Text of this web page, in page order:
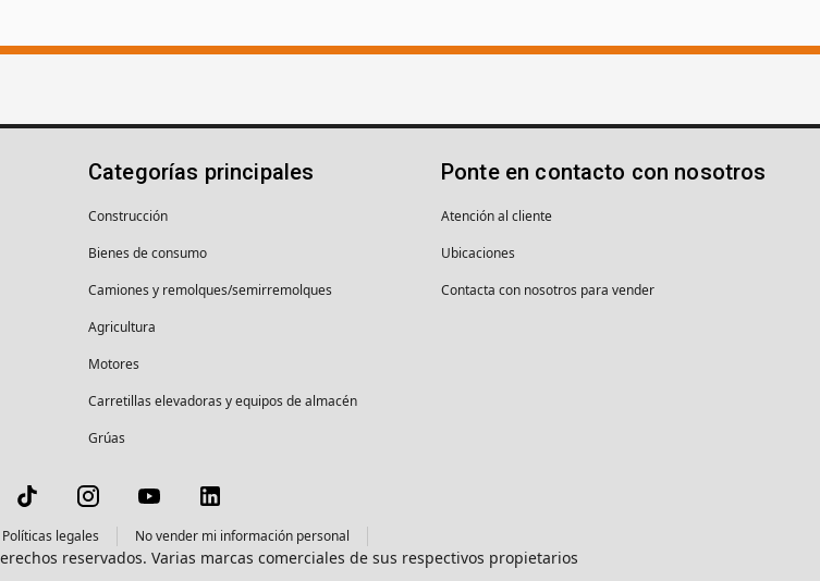
Categorías principales
Construcción
Bienes de consumo
Camiones y remolques/semirremolques
Agricultura
Motores
Carretillas elevadoras y equipos de almacén
Grúas
Ponte en contacto con nosotros
Atención al cliente
Ubicaciones
Contacta con nosotros para vender
Políticas legales No vender mi información personal
reservados. Varias marcas comerciales de sus respectivos propietarios